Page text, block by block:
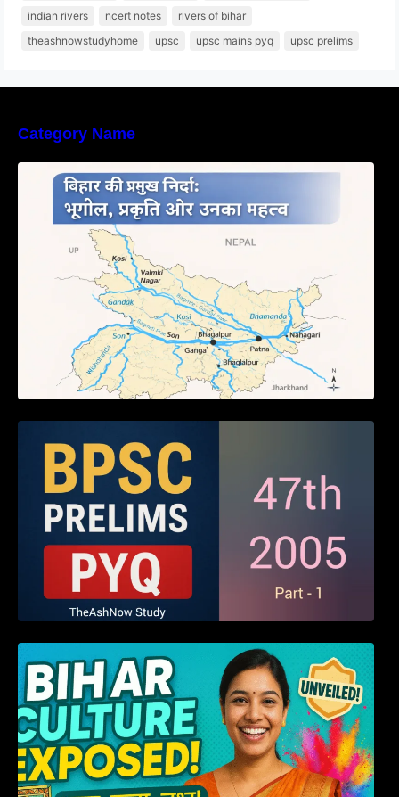
indian rivers
ncert notes
rivers of bihar
theashnowstudyhome
upsc upsc mains pyq upsc prelims
Category Name
बिहार की नदियों का विस्तृत अध्ययन | Geography of
Rivers in Bihar
Answers (Part – 01)
हम बिहारवासी: भाषाओं व संस्कृतियों की धरोहर “हमारा
बिहार”